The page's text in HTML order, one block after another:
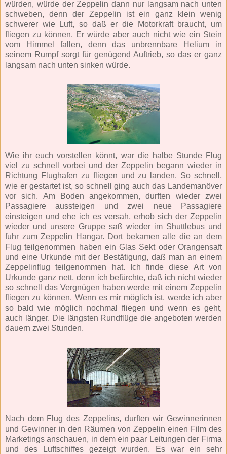
würden, würde der Zeppelin dann nur langsam nach unten
schweben, denn der Zeppelin ist ein ganz klein wenig
schwerer wie Luft, so daß er die Motorkraft braucht, um
fliegen zu können. Er würde aber auch nicht wie ein Stein
vom Himmel fallen, denn das unbrennbare Helium in
seinem Rumpf sorgt für genügend Auftrieb, so das er ganz
langsam nach unten sinken würde.
Wie ihr euch vorstellen könnt, war die halbe Stunde Flug
viel zu schnell vorbei und der Zeppelin begann wieder in
Richtung Flughafen zu fliegen und zu landen. So schnell,
wie er gestartet ist, so schnell ging auch das Landemanöver
vor sich. Am Boden angekommen, durften wieder zwei
Passagiere aussteigen und zwei neue Passagiere
einsteigen und ehe ich es versah, erhob sich der Zeppelin
wieder und unsere Gruppe saß wieder im Shuttlebus und
fuhr zum Zeppelin Hangar. Dort bekamen alle die an dem
Flug teilgenommen haben ein Glas Sekt oder Orangensaft
und eine Urkunde mit der Bestätigung, daß man an einem
Zeppelinflug teilgenommen hat. Ich finde diese Art von
Urkunde ganz nett, denn ich befürchte, daß ich nicht wieder
so schnell das Vergnügen haben werde mit einem Zeppelin
fliegen zu können. Wenn es mir möglich ist, werde ich aber
so bald wie möglich nochmal fliegen und wenn es geht,
auch länger. Die längsten Rundflüge die angeboten werden
dauern zwei Stunden.
Nach dem Flug des Zeppelins, durften wir Gewinnerinnen
und Gewinner in den Räumen von Zeppelin einen Film des
Marketings anschauen, in dem ein paar Leitungen der Firma
und des Luftschiffes gezeigt wurden. Es war ein sehr